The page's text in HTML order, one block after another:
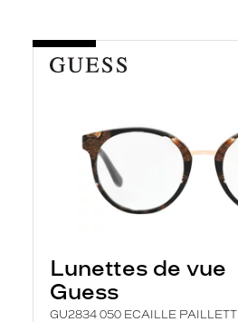
Lunettes de vue
Guess
GU2834 050 ECAILLE PAILLETT